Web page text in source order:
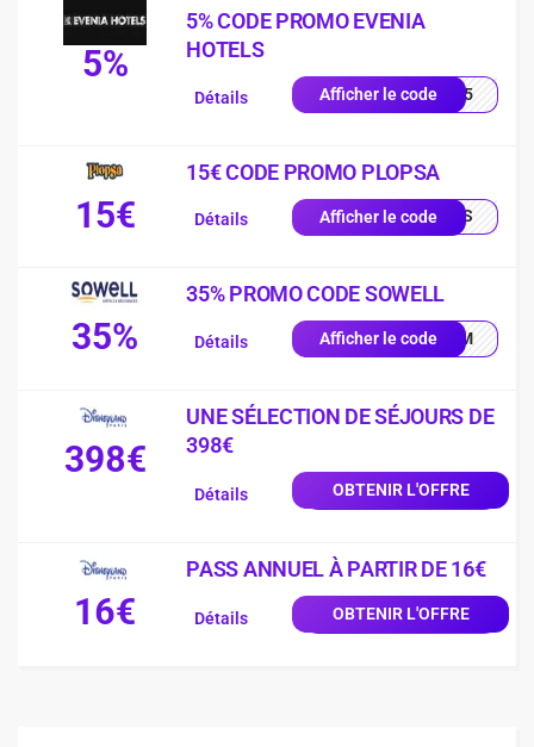
5%
5% CODE PROMO EVENIA
HOTELS
Afficher le codeER25
Détails
15€
15€ CODE PROMO PLOPSA
Afficher le codeEALS
Détails
35%
35% PROMO CODE SOWELL
Afficher le codeMIUM
Détails
398€
UNE SÉLECTION DE SÉJOURS DE
398€
OBTENIR L'OFFRE
Détails
16€
PASS ANNUEL À PARTIR DE 16€
OBTENIR L'OFFRE
Détails